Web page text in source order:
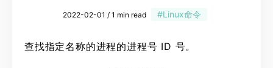
2022-02-01 / 1 min read #Linux命令
查找指定名称的进程的进程号 ID 号。